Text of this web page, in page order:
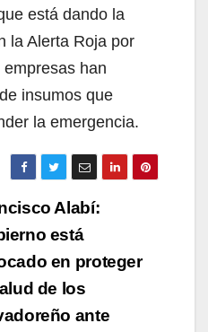
está dando la
la Alerta Roja por
han
insumos que
la emergencia.
Alabí:
está
en proteger
de los
ante